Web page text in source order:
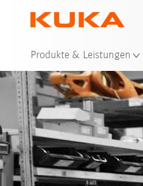
Produkte & Leistungen